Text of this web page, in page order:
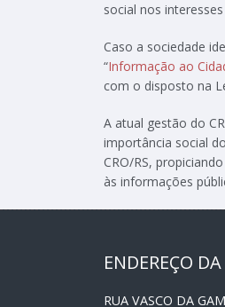
social nos
Caso a sociedade
“Informação ao
com o disposto na
A atual gestão do
importância social
CRO/RS,
às informações
ENDEREÇO DA
RUA VASCO DA